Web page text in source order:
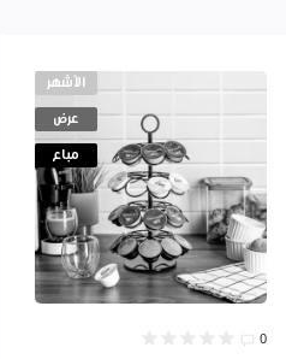
الأشهر
عرض
مباع
0